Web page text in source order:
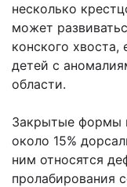
несколько
может
конского
детей с
области.
Закрытые формы
около 15%
ним относятся
пролабирования